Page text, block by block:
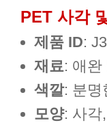
PET 사각
제품 ID:
재료: 애완
색깔: 분명
모양: 사각